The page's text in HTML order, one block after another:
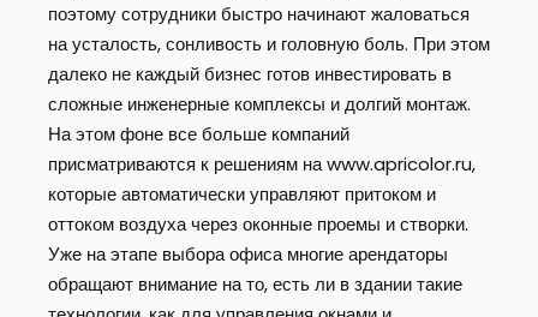
поэтому сотрудники быстро начинают жаловаться
на усталость, сонливость и головную боль. При этом
далеко не каждый бизнес готов инвестировать в
сложные инженерные комплексы и долгий монтаж.
На этом фоне все больше компаний
присматриваются к решениям на www.apricolor.ru,
которые автоматически управляют притоком и
оттоком воздуха через оконные проемы и створки.
Уже на этапе выбора офиса многие арендаторы
обращают внимание на то, есть ли в здании такие